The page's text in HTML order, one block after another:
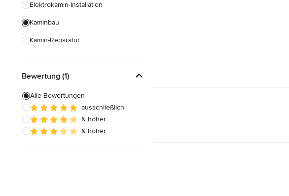
Elektrokamin-Installation
Kaminbau
Kamin-Reparatur
Gartenkamin-Bau
Schornsteinbau
Alle anzeigen
Bewertung (1)
Alle Bewertungen
ausschließlich
& höher
& höher